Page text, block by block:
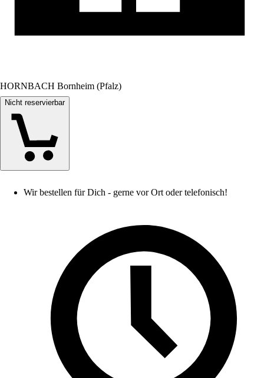
HORNBACH Bornheim (Pfalz)
Nicht reservierbar
Wir bestellen für Dich - gerne vor Ort oder telefonisch!